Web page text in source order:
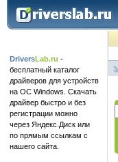
DriversLab.ru -
бесплатный каталог
драйверов для устройств
на ОС Windows. Скачать
драйвер быстро и без
регистрации можно
через Яндекс.Диск или
по прямым ссылкам с
нашего сайта.